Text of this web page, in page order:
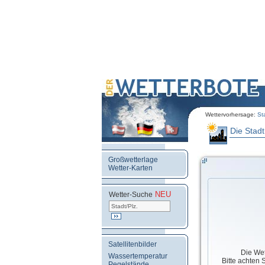
Wettervorhersage:
Großwetterlage
Wetter-Karten
Wetter-Suche NEU
Satellitenbilder
Wassertemperatur
Die
Die
Bitte achten